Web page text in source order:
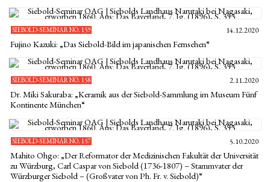
SIEBOLD-SEMINAR NO. 159 14.12.2020
Fujino Kazuki: „Das Siebold-Bild im japanischen Fernsehen“
SIEBOLD-SEMINAR NO. 158 2.11.2020
Dr. Miki Sakuraba: „Keramik aus der Siebold-Sammlung im Museum Fünf
Kontinente München“
SIEBOLD-SEMINAR NO. 157 5.10.2020
Mahito Ohgo: „Der Reformator der Medizinischen Fakultät der Universität
zu Würzburg, Carl Caspar von Siebold (1736-1807) – Stammvater der
Würzburger Siebold – (Großvater von Ph. Fr. v. Siebold)“